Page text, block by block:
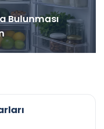
Bulunması